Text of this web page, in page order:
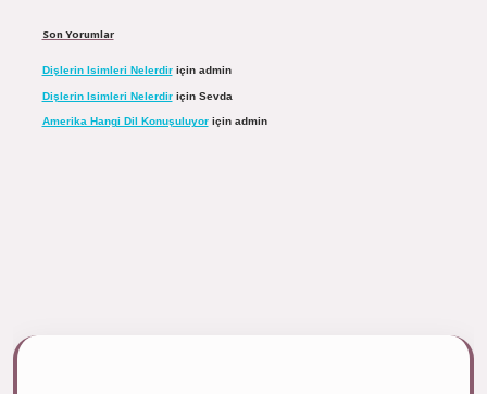
Son Yorumlar
Dişlerin Isimleri Nelerdiriçin admin
Dişlerin Isimleri Nelerdiriçin Sevda
Amerika Hangi Dil Konuşuluyoriçin admin